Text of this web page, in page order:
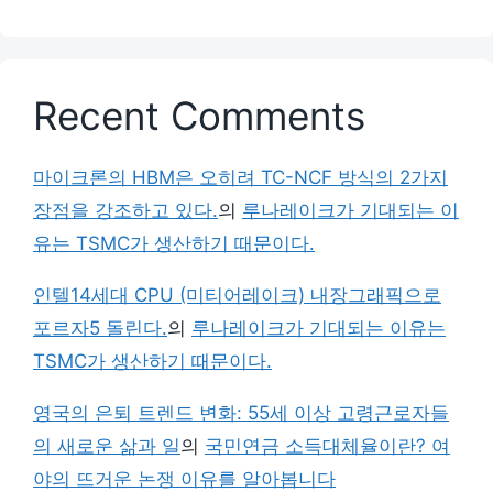
Recent Comments
마이크론의 HBM은 오히려 TC-NCF 방식의 2가지
장점을 강조하고 있다.의 루나레이크가 기대되는 이
유는 TSMC가 생산하기 때문이다.
인텔14세대 CPU (미티어레이크) 내장그래픽으로
포르자5 돌린다.의 루나레이크가 기대되는 이유는
TSMC가 생산하기 때문이다.
영국의 은퇴 트렌드 변화: 55세 이상 고령근로자들
의 새로운 삶과 일의 국민연금 소득대체율이란? 여
야의 뜨거운 논쟁 이유를 알아봅니다